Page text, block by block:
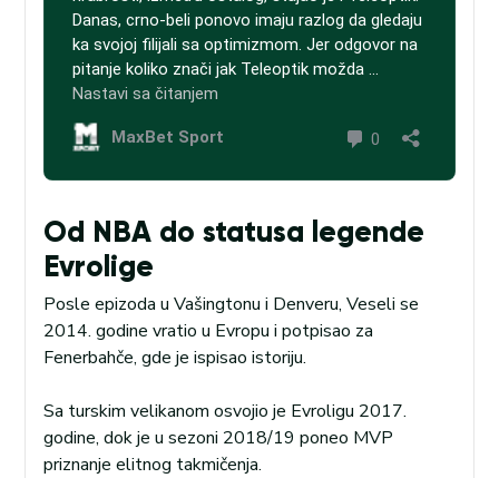
Od NBA do statusa legende
Evrolige
Posle epizoda u Vašingtonu i Denveru, Veseli se
2014. godine vratio u Evropu i potpisao za
Fenerbahče, gde je ispisao istoriju.
Sa turskim velikanom osvojio je Evroligu 2017.
godine, dok je u sezoni 2018/19 poneo MVP
priznanje elitnog takmičenja.